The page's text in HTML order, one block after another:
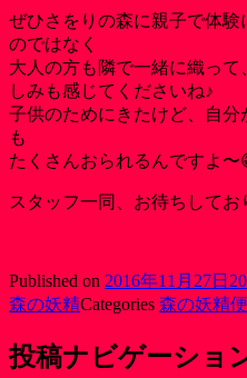
ぜひさをりの森に親子で体
のではなく
大人の方も隣で一緒に織っ
しみも感じてくださいね♪
子供のためにきたけど、自
も
たくさんおられるんですよ〜
スタッフ一同、お待ちしてお
Published on 2016年11月27日
森の妖精Categories 森の妖精
投稿ナビゲーショ